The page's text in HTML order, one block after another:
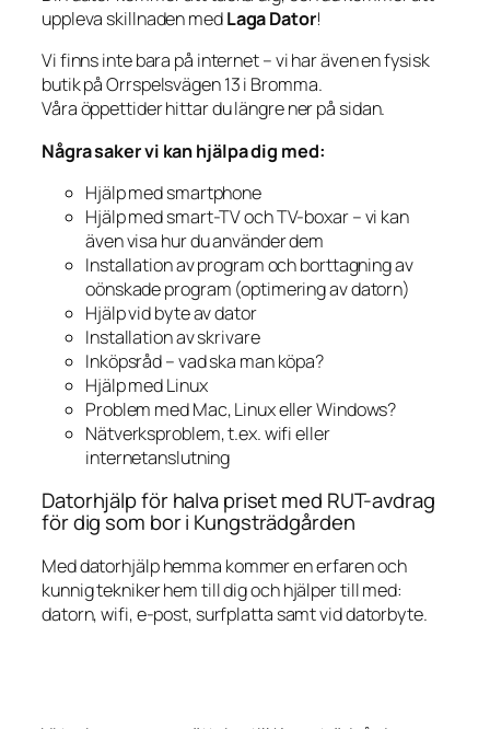
uppleva skillnaden medLaga Dator!
Vi finns inte bara på internet – vi har även en fysisk
butik på Orrspelsvägen 13 i Bromma.
Våra öppettider hittar du längre ner på sidan.
Några saker vi kan hjälpa dig med:
Hjälp med smartphone
Hjälp med smart-TV och TV-boxar – vi kan
även visa hur du använder dem
Installation av program och borttagning av
oönskade program (optimering av datorn)
Hjälp vid byte av dator
Installation av skrivare
Inköpsråd – vad ska man köpa?
Hjälp med Linux
Problem med Mac, Linux eller Windows?
Nätverksproblem, t.ex. wifi eller
internetanslutning
Datorhjälp för halva priset med RUT-avdrag
för dig som bor i Kungsträdgården
Med datorhjälp hemma kommer en erfaren och
kunnig tekniker hem till dig och hjälper till med:
datorn, wifi, e-post, surfplatta samt vid datorbyte.